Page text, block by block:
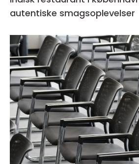
autentiske smagsoplevelser